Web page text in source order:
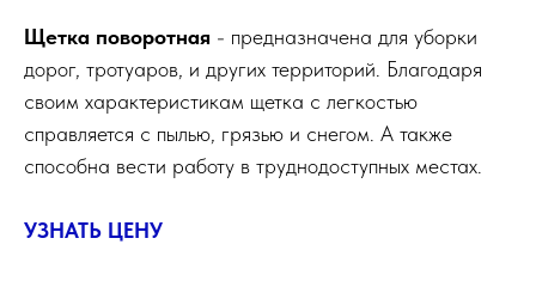
Щетка поворотная - предназначена для уборки
дорог, тротуаров, и других территорий. Благодаря
своим характеристикам щетка с легкостью
справляется с пылью, грязью и снегом. А также
способна вести работу в труднодоступных местах.
УЗНАТЬ ЦЕНУ